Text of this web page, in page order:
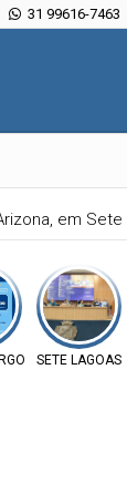
31 99616-7463
em Sete
SETE LAGOAS